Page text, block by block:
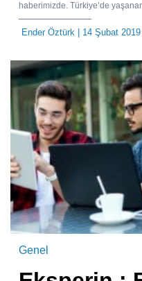
haberimizde. Türkiye’de
Ender Öztürk | 14 Şubat 2019
Genel